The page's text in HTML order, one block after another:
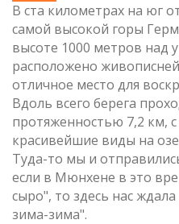
В ста километрах на юг
самой высокой горы
высоте 1000 метров над
расположено
отличное место для
Вдоль всего берега
протяженностью 7,2 км,
красивейшие виды на
Туда-то мы и
если в Мюнхене в это
сыро", то здесь нас
зима-зима".